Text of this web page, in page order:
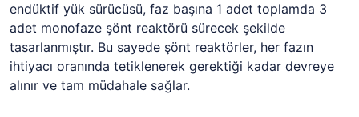
endüktif yük sürücüsü, faz başına 1 adet toplamda 3
adet monofaze şönt reaktörü sürecek şekilde
tasarlanmıştır. Bu sayede şönt reaktörler, her fazın
ihtiyacı oranında tetiklenerek gerektiği kadar devreye
alınır ve tam müdahale sağlar.